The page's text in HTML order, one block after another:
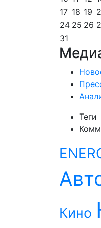
17 18 19
24 25 26
31
Теги
Кино